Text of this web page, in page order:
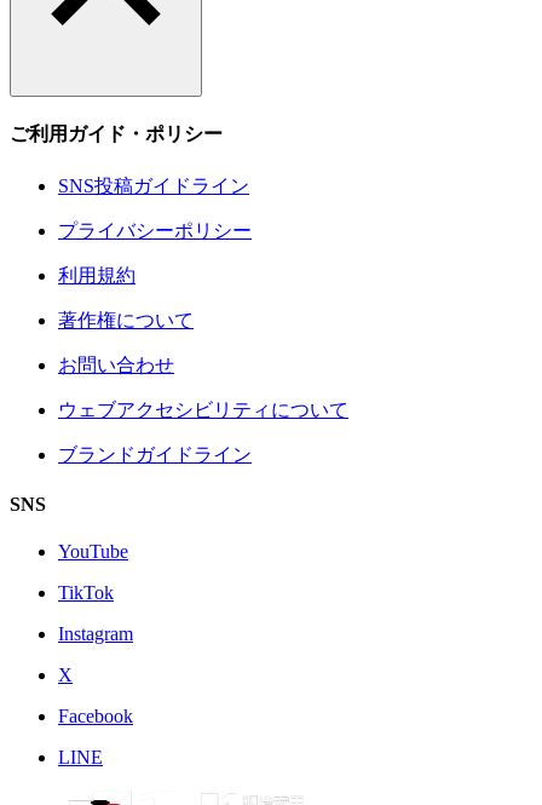
ご利用ガイド・ポリシー
SNS投稿ガイドライン
プライバシーポリシー
利用規約
著作権について
お問い合わせ
ウェブアクセシビリティについて
ブランドガイドライン
SNS
YouTube
TikTok
Instagram
X
Facebook
LINE